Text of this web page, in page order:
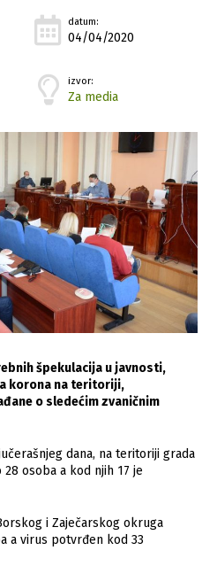
datum:
04/04/2020
izvor:
Za media
špekulacija u javnosti,
korona na teritoriji,
o sledećim zvaničnim
dana, na teritoriji grada
osoba a kod njih 17 je
i Zaječarskog okruga
a virus potvrđen kod 33